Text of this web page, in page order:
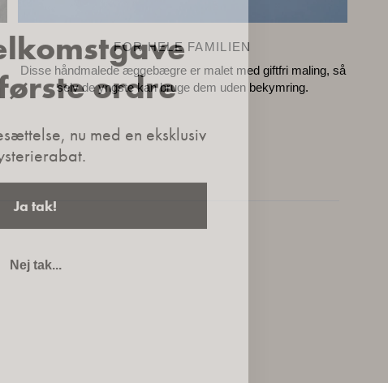
FOR HELE FAMILIEN
Disse håndmalede æggebægre er malet med giftfri maling, så
selv de yngste kan bruge dem uden bekymring.
ordre
nu med en eksklusiv
Ja tak!